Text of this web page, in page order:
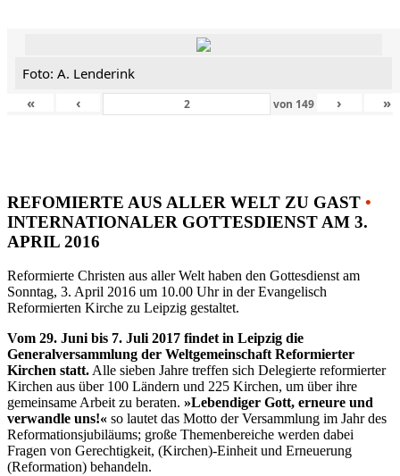
Foto: A. Lenderink
«
‹ von 149 › »
REFOMIERTE AUS ALLER WELT ZU GAST •
INTERNATIONALER GOTTESDIENST AM 3.
APRIL 2016
Reformierte Christen aus aller Welt haben den Gottesdienst am
Sonntag, 3. April 2016 um 10.00 Uhr in der Evangelisch
Reformierten Kirche zu Leipzig gestaltet.
Vom 29. Juni bis 7. Juli 2017 findet in Leipzig die
Generalversammlung der Weltgemeinschaft Reformierter
Kirchen statt.Alle sieben Jahre treffen sich Delegierte reformierter
Kirchen aus über 100 Ländern und 225 Kirchen, um über ihre
gemeinsame Arbeit zu beraten. »Lebendiger Gott, erneure und
verwandle uns!« so lautet das Motto der Versammlung im Jahr des
Reformationsjubiläums; große Themenbereiche werden dabei
Fragen von Gerechtigkeit, (Kirchen)-Einheit und Erneuerung
(Reformation) behandeln.